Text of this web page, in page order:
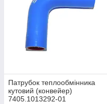
Патрубок теплообмінника
кутовий (конвейер)
7405.1013292-01